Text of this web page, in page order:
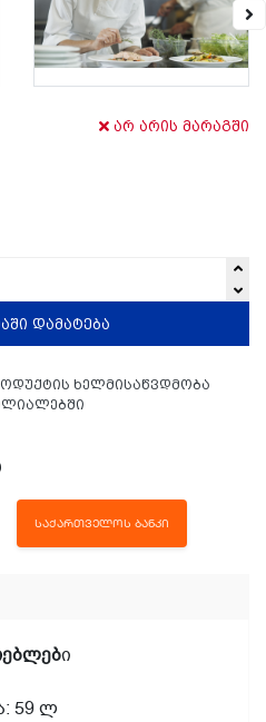
არ არის მარაგში
დამატება
ხელმისაწვდმობა
ᲡᲐᲥᲐᲠᲗᲕᲔᲚᲝᲡ ᲑᲐᲜᲙᲘ
ი
59 ლ